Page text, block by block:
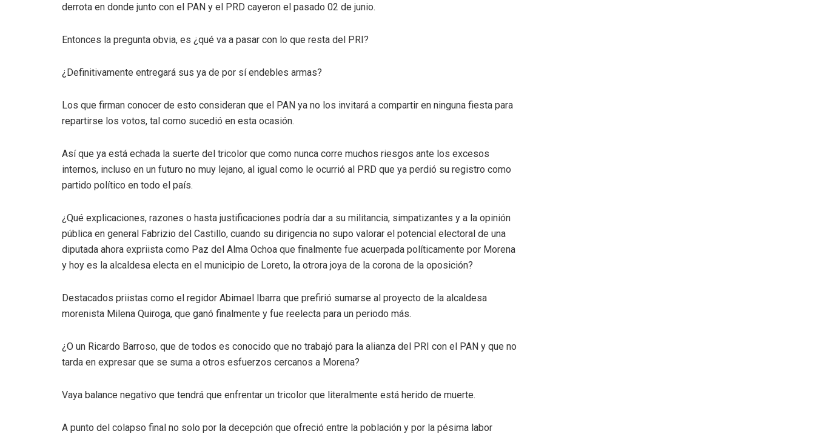
derrota en donde junto con el PAN y el PRD cayeron el pasado 02 de junio.
Entonces la pregunta obvia, es ¿qué va a pasar con lo que resta del PRI?
¿Definitivamente entregará sus ya de por sí endebles armas?
Los que firman conocer de esto consideran que el PAN ya no los invitará a compartir en ninguna fiesta para
repartirse los votos, tal como sucedió en esta ocasión.
Así que ya está echada la suerte del tricolor que como nunca corre muchos riesgos ante los excesos
internos, incluso en un futuro no muy lejano, al igual como le ocurrió al PRD que ya perdió su registro como
partido político en todo el país.
¿Qué explicaciones, razones o hasta justificaciones podría dar a su militancia, simpatizantes y a la opinión
pública en general Fabrizio del Castillo, cuando su dirigencia no supo valorar el potencial electoral de una
diputada ahora expriista como Paz del Alma Ochoa que finalmente fue acuerpada políticamente por Morena
y hoy es la alcaldesa electa en el municipio de Loreto, la otrora joya de la corona de la oposición?
Destacados priistas como el regidor Abimael Ibarra que prefirió sumarse al proyecto de la alcaldesa
morenista Milena Quiroga, que ganó finalmente y fue reelecta para un periodo más.
¿O un Ricardo Barroso, que de todos es conocido que no trabajó para la alianza del PRI con el PAN y que no
tarda en expresar que se suma a otros esfuerzos cercanos a Morena?
Vaya balance negativo que tendrá que enfrentar un tricolor que literalmente está herido de muerte.
A punto del colapso final no solo por la decepción que ofreció entre la población y por la pésima labor